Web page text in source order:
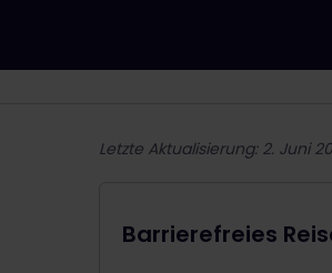
Letzte Aktualisierung: 2. Juni
Barrierefreies